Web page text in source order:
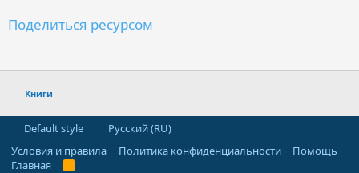
Поделиться ресурсом
Книги
Default style
Русский (RU)
Условия и правила
Политика конфиденциальности
Помощь
Главная
R